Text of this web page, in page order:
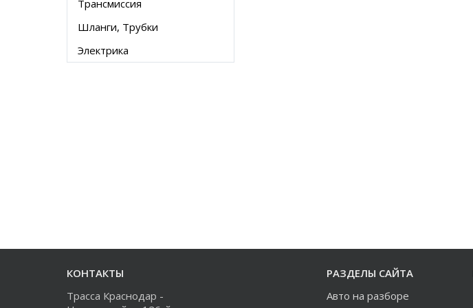
Трансмиссия
Шланги, Трубки
Электрика
КОНТАКТЫ
Трасса Краснодар -
РАЗДЕЛЫ САЙТА
Авто на разборе